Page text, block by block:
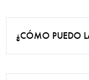
¿CÓMO PUEDO